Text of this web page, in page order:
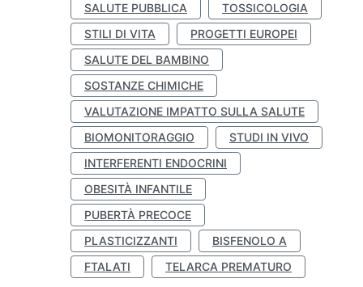
SALUTE PUBBLICA
TOSSICOLOGIA
STILI DI VITA
PROGETTI EUROPEI
SALUTE DEL BAMBINO
SOSTANZE CHIMICHE
VALUTAZIONE IMPATTO SULLA SALUTE
BIOMONITORAGGIO
STUDI IN VIVO
INTERFERENTI ENDOCRINI
OBESITÀ INFANTILE
PUBERTÀ PRECOCE
PLASTICIZZANTI
BISFENOLO A
FTALATI
TELARCA PREMATURO